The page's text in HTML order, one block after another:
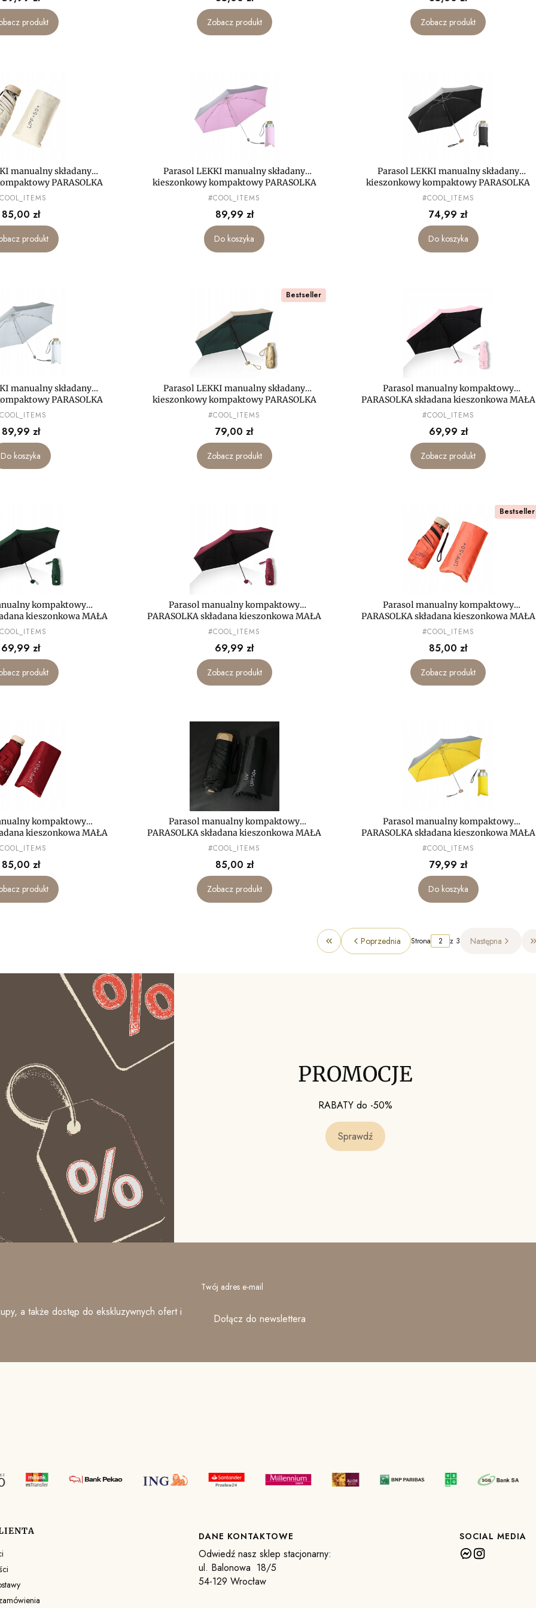
produkt Zobacz produkt Zobacz produkt
manualny składany
PARASOLKA
mini
Cena
85,00 zł
produkt
Parasol LEKKI manualny składany
kieszonkowy kompaktowy PARASOLKA
MAŁA mini
PRODUCENT
#COOL_ITEMS
Cena
89,99 zł
Do koszyka
Parasol LEKKI manualny składany
kieszonkowy kompaktowy PARASOLKA
MAŁA mini
PRODUCENT
#COOL_ITEMS
Cena
74,99 zł
Do koszyka
manualny składany
PARASOLKA
mini
Cena
89,99 zł
Do koszyka
Bestseller
Parasol LEKKI manualny składany
kieszonkowy kompaktowy PARASOLKA
MAŁA mini
PRODUCENT
#COOL_ITEMS
Cena
79,00 zł
Zobacz produkt
Parasol manualny kompaktowy
PARASOLKA składana kieszonkowa MAŁA
mini LEKKA
PRODUCENT
#COOL_ITEMS
Cena
69,99 zł
Zobacz produkt
kompaktowy
kieszonkowa MAŁA
LEKKA
Cena
69,99 zł
produkt
Parasol manualny kompaktowy
PARASOLKA składana kieszonkowa MAŁA
mini LEKKA
PRODUCENT
#COOL_ITEMS
Cena
69,99 zł
Zobacz produkt
Bestseller
Parasol manualny kompaktowy
PARASOLKA składana kieszonkowa MAŁA
mini LEKKA
PRODUCENT
#COOL_ITEMS
Cena
85,00 zł
Zobacz produkt
kompaktowy
kieszonkowa MAŁA
LEKKA
Cena
85,00 zł
produkt
Parasol manualny kompaktowy
PARASOLKA składana kieszonkowa MAŁA
mini LEKKA
PRODUCENT
#COOL_ITEMS
Cena
85,00 zł
Zobacz produkt
Parasol manualny kompaktowy
PARASOLKA składana kieszonkowa MAŁA
mini LEKKA
PRODUCENT
#COOL_ITEMS
Cena
79,99 zł
Do koszyka
Wróć do pierwszej strony z produktami
Poprzednia Strona z 3 Następna
PROMOCJE
RABATY do -50%
Sprawdź
a także dostęp do ekskluzywnych ofert i
Twój adres e-mail
Dołącz do newslettera
DANE KONTAKTOWE
Odwiedź nasz sklep stacjonarny:
ul. Balonowa 18/5
54-129 Wrocław
SOCIAL MEDIA